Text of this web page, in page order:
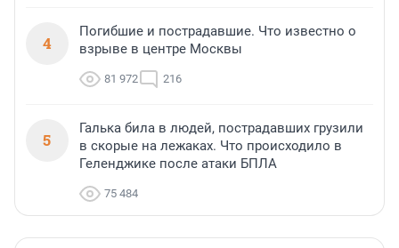
4
Погибшие и пострадавшие. Что известно о
взрыве в центре Москвы
81 972 216
5
Галька била в людей, пострадавших грузили
в скорые на лежаках. Что происходило в
Геленджике после атаки БПЛА
75 484